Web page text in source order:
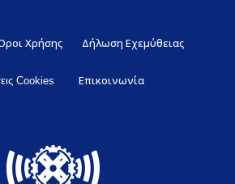
Χρήσης Δήλωση Εχεμύθειας
Cookies Επικοινωνία